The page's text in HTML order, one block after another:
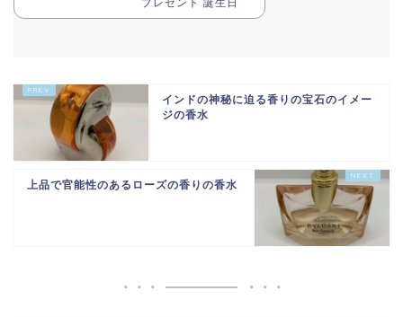
プレゼント 誕生日
インドの神秘に迫る香りの宝石のイメー
ジの香水
上品で官能性のあるローズの香りの香水